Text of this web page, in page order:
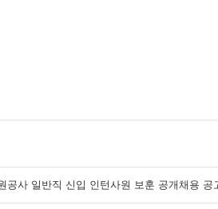
공사 일반직 신입 인턴사원 보훈 공개채용 공